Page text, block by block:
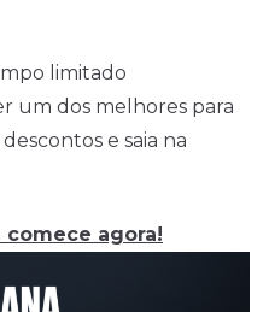
limitado
um dos melhores para
e saia na
comece agora!